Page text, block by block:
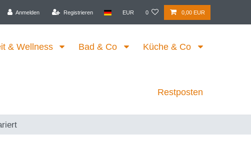
Anmelden Registrieren EUR 0 0,00 EUR
& Wellness Bad & Co Küche & Co
Restposten